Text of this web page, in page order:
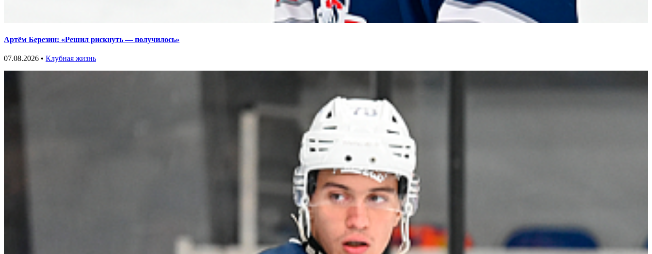
Артём Березин: «Решил рискнуть — получилось»
07.08.2026 • Клубная жизнь